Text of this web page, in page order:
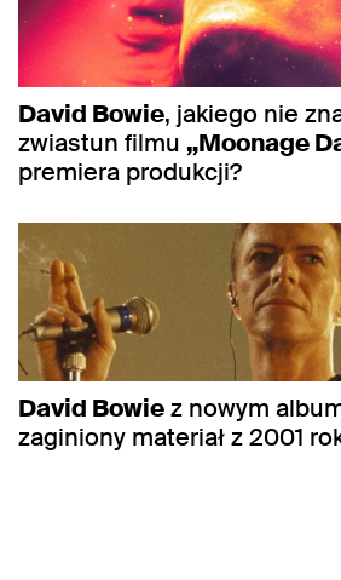
David Bowie, jakiego nie
zwiastun filmu „Moonage
premiera produkcji?
David Bowiez nowym
zaginiony materiał z 2001